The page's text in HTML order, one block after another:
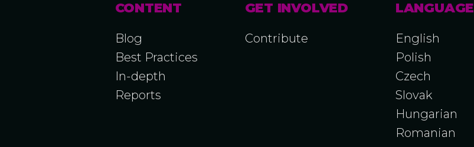
CONTENT
Blog
Best Practices
In-depth
Reports
GET INVOLVED
Contribute
LANGUAGE
English
Polish
Czech
Slovak
Hungarian
Romanian